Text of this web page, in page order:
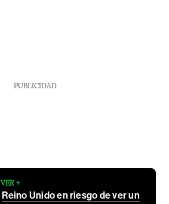
PUBLICIDAD
VER +
Reino Unido en riesgo de ver un